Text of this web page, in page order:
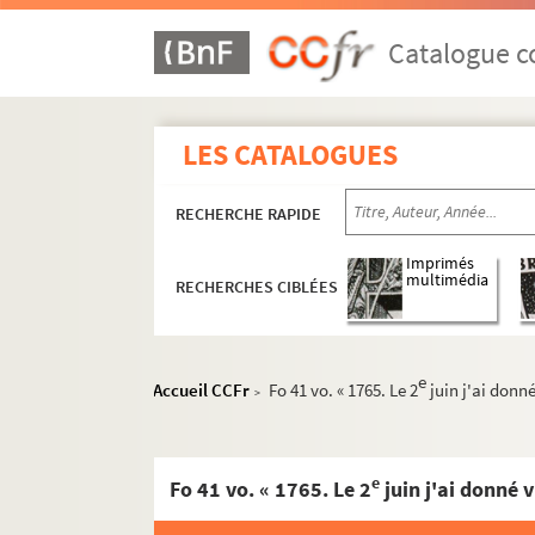
Catalogue
LES CATALOGUES
RECHERCHE RAPIDE
RECHERCHES CIBLÉES
Imprimés
multimédia
Accueil CCFr > Fo 41 vo. « 1765. Le 2e juin j'ai
Fo 41 vo. « 1765. Le 2e juin j'ai donné vingt